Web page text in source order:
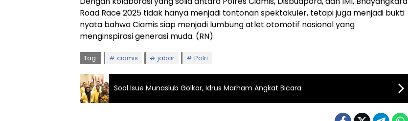
Road Race 2025 tidak hanya menjadi tontonan spektakuler, tetapi juga menjadi bukti
nyata bahwa Ciamis siap menjadi lumbung atlet otomotif nasional yang
menginspirasi generasi muda. (RN)
Tag: ciamis jabar Polri
Soal Isue Munaslub Golkar, Idrus Marham Angkat Bicara